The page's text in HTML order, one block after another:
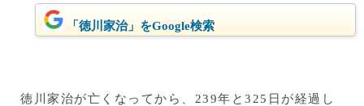
「徳川家治」をGoogle検索
徳川家治が亡くなってから、239年と325日が経過し